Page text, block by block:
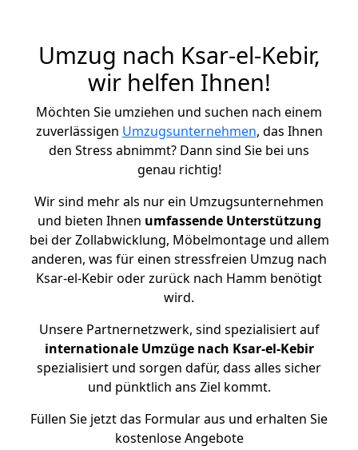
Umzug nach Ksar-el-Kebir,
wir helfen Ihnen!
Möchten Sie umziehen und suchen nach einem
zuverlässigen Umzugsunternehmen, das Ihnen
den Stress abnimmt? Dann sind Sie bei uns
genau richtig!
Wir sind mehr als nur ein Umzugsunternehmen
und bieten Ihnen umfassende Unterstützung
bei der Zollabwicklung, Möbelmontage und allem
anderen, was für einen stressfreien Umzug nach
Ksar-el-Kebir oder zurück nach Hamm benötigt
wird.
Unsere Partnernetzwerk, sind spezialisiert auf
internationale Umzüge nach Ksar-el-Kebir
spezialisiert und sorgen dafür, dass alles sicher
und pünktlich ans Ziel kommt.
Füllen Sie jetzt das Formular aus und erhalten Sie
kostenlose Angebote